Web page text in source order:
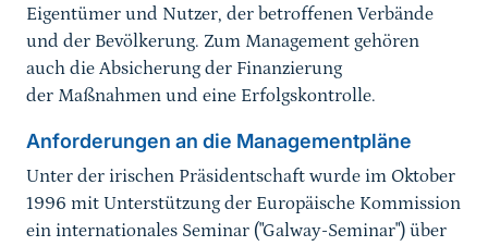
Eigentümer und Nutzer, der betroffenen Verbände
und der Bevölkerung. Zum Management gehören
auch die Absicherung der Finanzierung
der Maßnahmen und eine Erfolgskontrolle.
Anforderungen an die Managementpläne
Unter der irischen Präsidentschaft wurde im Oktober
1996 mit Unterstützung der Europäische Kommission
ein internationales Seminar ("Galway-Seminar") über